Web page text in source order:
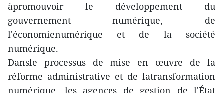
àpromouvoir le développement du
gouvernement numérique, de
l'économienumérique et de la société
numérique.
Dansle processus de mise en œuvre de la
réforme administrative et de latransformation
numérique, les agences de gestion de l'État